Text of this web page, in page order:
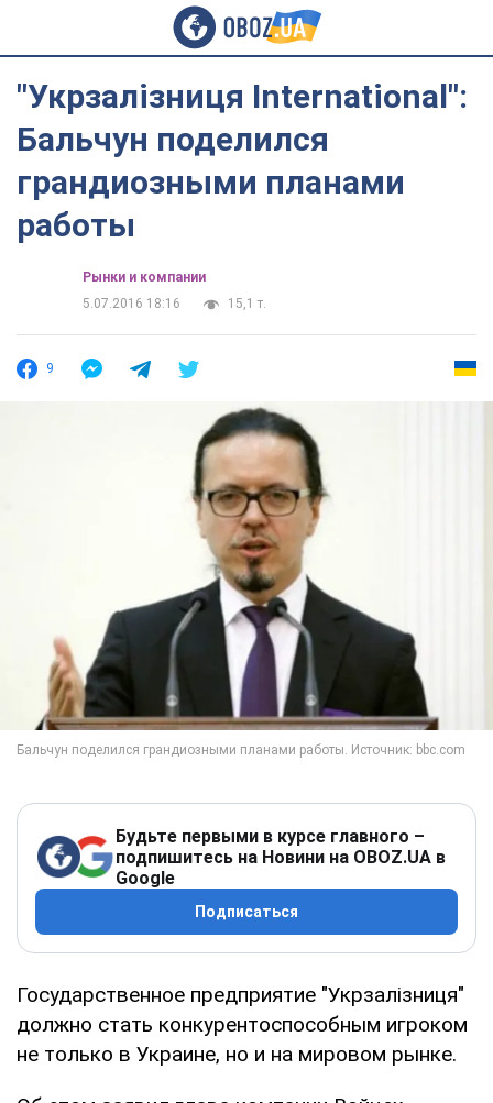
"Укрзалізниця Іnternational":
Бальчун поделился
грандиозными планами
работы
Рынки и компании
5.07.2016 18:16
15,1 т.
9
Будьте первыми в курсе главного –
подпишитесь на Новини на OBOZ.UA в
Google
Подписаться
Государственное предприятие "Укрзалізниця"
должно стать конкурентоспособным игроком
не только в Украине, но и на мировом рынке.